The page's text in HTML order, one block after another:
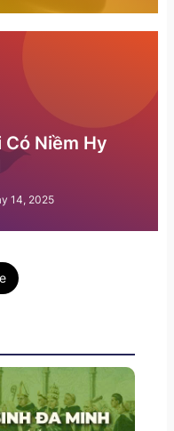
Có Niềm Hy
14, 2025